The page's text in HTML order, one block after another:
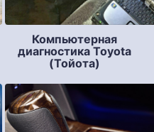
Компьютерная
диагностика Toyota
(Тойота)